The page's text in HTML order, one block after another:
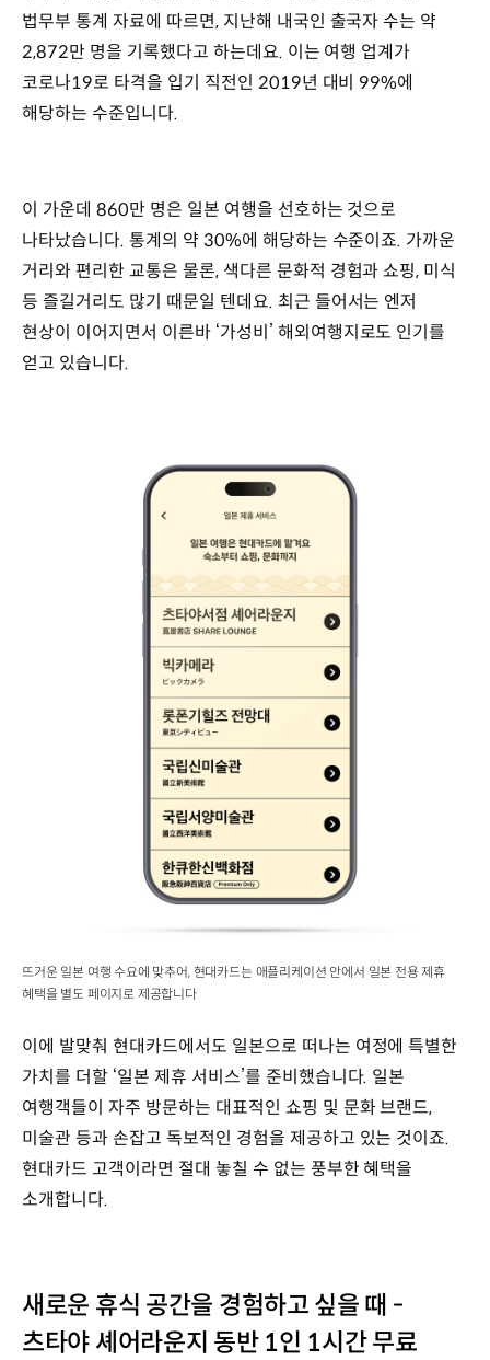
법무부 통계 자료에 따르면, 지난해 내국인 출국자 수는 약
2,872만 명을 기록했다고 하는데요. 이는 여행 업계가
코로나19로 타격을 입기 직전인 2019년 대비 99%에
해당하는 수준입니다.
이 가운데 860만 명은 일본 여행을 선호하는 것으로
나타났습니다. 통계의 약 30%에 해당하는 수준이죠. 가까운
거리와 편리한 교통은 물론, 색다른 문화적 경험과 쇼핑, 미식
등 즐길거리도 많기 때문일 텐데요. 최근 들어서는 엔저
현상이 이어지면서 이른바 ‘가성비’ 해외여행지로도 인기를
얻고 있습니다.
뜨거운 일본 여행 수요에 맞추어, 현대카드는 애플리케이션 안에서 일본 전용 제휴
혜택을 별도 페이지로 제공합니다
이에 발맞춰 현대카드에서도 일본으로 떠나는 여정에 특별한
가치를 더할 ‘일본 제휴 서비스’를 준비했습니다. 일본
여행객들이 자주 방문하는 대표적인 쇼핑 및 문화 브랜드,
미술관 등과 손잡고 독보적인 경험을 제공하고 있는 것이죠.
현대카드 고객이라면 절대 놓칠 수 없는 풍부한 혜택을
소개합니다.
새로운 휴식 공간을 경험하고 싶을 때 -
츠타야 셰어라운지 동반 1인 1시간 무료